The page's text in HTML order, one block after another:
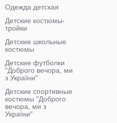
Одежда детская
Детские костюмы-
тройки
Детские школьные
костюмы
Детские футболки
"Доброго вечора, ми
з України"
Детские спортивные
костюмы "Доброго
вечора, ми з
України"